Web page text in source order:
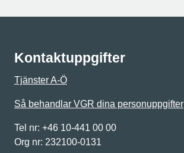
Kontaktuppgifter
Tjänster A-Ö
Så behandlar VGR dina personuppgifter
Tel nr: +46 10-441 00 00
Org nr: 232100-0131